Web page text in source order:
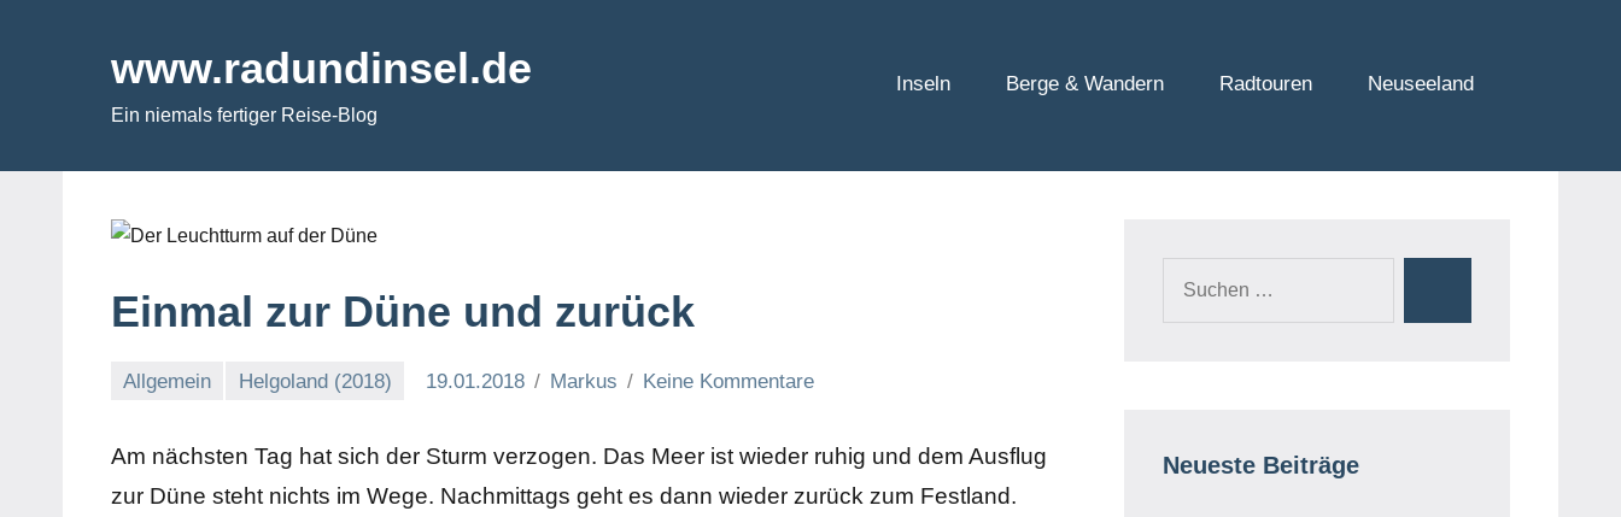
www.radundinsel.de
Ein niemals fertiger Reise-Blog
Inseln Berge & Wandern Radtouren Neuseeland
Einmal zur Düne und zurück
Allgemein Helgoland (2018) 19.01.2018 Markus Keine Kommentare
Am nächsten Tag hat sich der Sturm verzogen. Das Meer ist wieder ruhig und dem Ausflug
zur Düne steht nichts im Wege. Nachmittags geht es dann wieder zurück zum Festland.
Neueste Beiträge